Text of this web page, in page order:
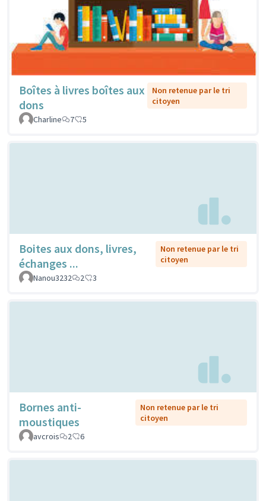
Boîtes à livres boîtes aux
dons
Non retenue par le tri
citoyen
Charline
7 5
Boites aux dons, livres,
échanges ...
Non retenue par le tri
citoyen
Nanou3232
2 3
Bornes anti-
moustiques
Non retenue par le tri
citoyen
avcrois
2 6